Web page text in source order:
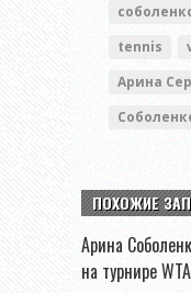
tennis
Арина
ПОХОЖИЕ
Арина
на турнире